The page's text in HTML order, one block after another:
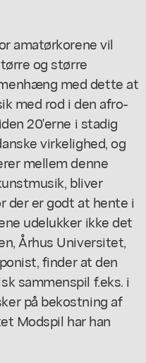
amatørkorene vil
og større
med dette at
med rod i den afro-
20'erne i stadig
virkelighed, og
mellem denne
bliver
der er godt at hente i
udelukker ikke det
Århus Universitet,
finder at den
sammenspil f.eks. i
på bekostning af
Modspil har han